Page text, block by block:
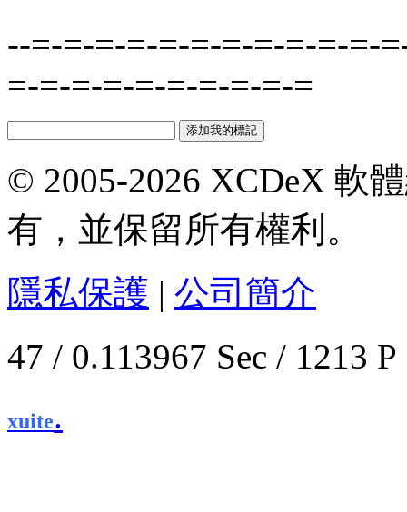
--=-=-=-=-=-=-=-=-=-=-=-
=-=-=-=-=-=-=-=-=-=
© 2005-2026 XCDeX 軟
有，並保留所有權利。
隱私保護 | 公司簡介
47 / 0.113967 Sec / 1213
xuite.